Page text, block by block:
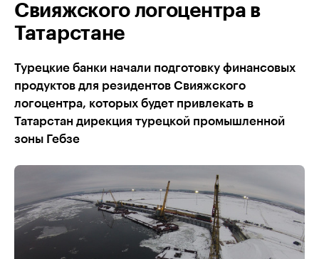
Свияжского логоцентра в
Татарстане
Турецкие банки начали подготовку финансовых
продуктов для резидентов Свияжского
логоцентра, которых будет привлекать в
Татарстан дирекция турецкой промышленной
зоны Гебзе